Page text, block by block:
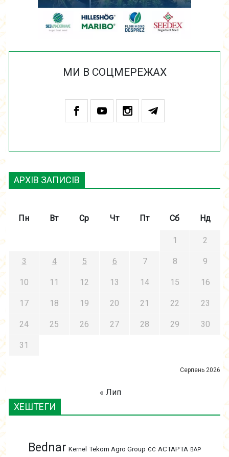
МИ В СОЦМЕРЕЖАХ
АРХІВ ЗАПИСІВ
Серпень 2026
Пн Вт Ср Чт Пт Сб Нд
1 2
3 4 5 6 7 8 9
10 11 12 13 14 15 16
17 18 19 20 21 22 23
24 25 26 27 28 29 30
31
« Лип
ХЕШТЕГИ
Bednar Kernel Tekom Agro Group ЄС АСТАРТА ВАР